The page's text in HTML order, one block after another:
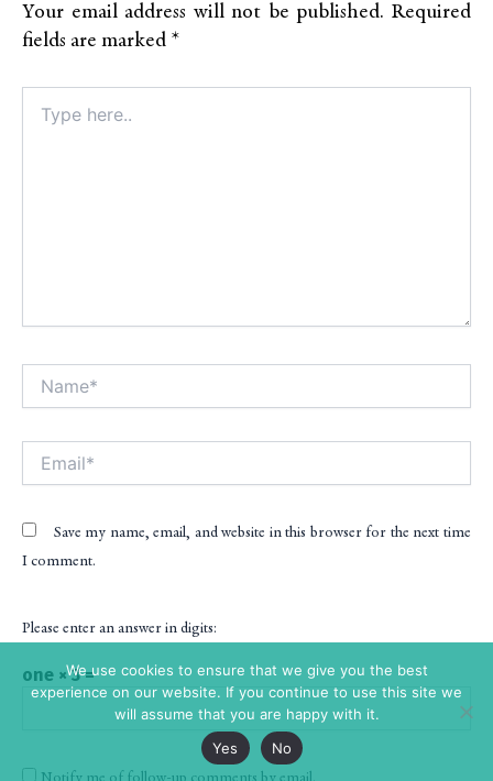
Your email address will not be published. Required
fields are marked *
here..
Save my name, email, and website in this browser for the next time
I comment.
Please enter an answer in digits:
one × 3 =We use cookies to ensure that we give you the best
experience on our website. If you continue to use this site we
will assume that you are happy with it.
Yes
No